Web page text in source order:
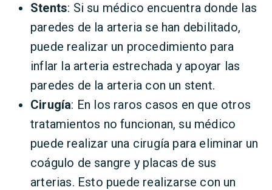
Stents: Si su médico encuentra donde las
paredes de la arteria se han debilitado,
puede realizar un procedimiento para
inflar la arteria estrechada y apoyar las
paredes de la arteria con un stent.
Cirugía: En los raros casos en que otros
tratamientos no funcionan, su médico
puede realizar una cirugía para eliminar un
coágulo de sangre y placas de sus
arterias. Esto puede realizarse con un